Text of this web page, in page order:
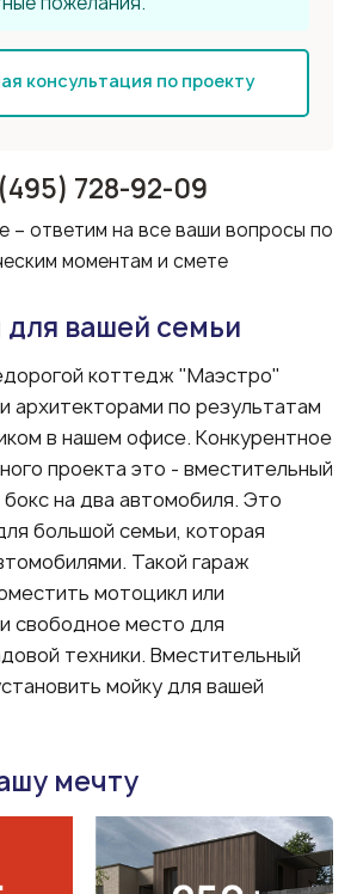
консультация по проекту
728-92-09
– ответим на все ваши вопросы по
моментам и смете
вашей семьи
коттедж "Маэстро"
архитекторами по результатам
в нашем офисе. Конкурентное
проекта это - вместительный
на два автомобиля. Это
большой семьи, которая
Такой гараж
мотоцикл или
свободное место для
техники. Вместительный
мойку для вашей
мечту